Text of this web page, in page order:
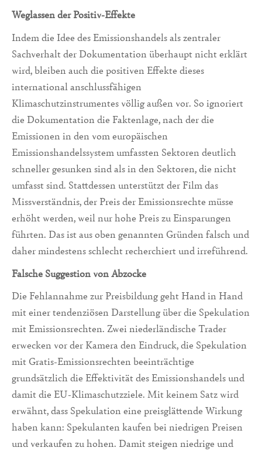
Weglassen der Positiv-Effekte
Indem die Idee des Emissionshandels als zentraler
Sachverhalt der Dokumentation überhaupt nicht erklärt
wird, bleiben auch die positiven Effekte dieses
international anschlussfähigen
Klimaschutzinstrumentes völlig außen vor. So ignoriert
die Dokumentation die Faktenlage, nach der die
Emissionen in den vom europäischen
Emissionshandelssystem umfassten Sektoren deutlich
schneller gesunken sind als in den Sektoren, die nicht
umfasst sind. Stattdessen unterstützt der Film das
Missverständnis, der Preis der Emissionsrechte müsse
erhöht werden, weil nur hohe Preis zu Einsparungen
führten. Das ist aus oben genannten Gründen falsch und
daher mindestens schlecht recherchiert und irreführend.
Falsche Suggestion von Abzocke
Die Fehlannahme zur Preisbildung geht Hand in Hand
mit einer tendenziösen Darstellung über die Spekulation
mit Emissionsrechten. Zwei niederländische Trader
erwecken vor der Kamera den Eindruck, die Spekulation
mit Gratis-Emissionsrechten beeinträchtige
grundsätzlich die Effektivität des Emissionshandels und
damit die EU-Klimaschutzziele. Mit keinem Satz wird
erwähnt, dass Spekulation eine preisglättende Wirkung
haben kann: Spekulanten kaufen bei niedrigen Preisen
und verkaufen zu hohen. Damit steigen niedrige und